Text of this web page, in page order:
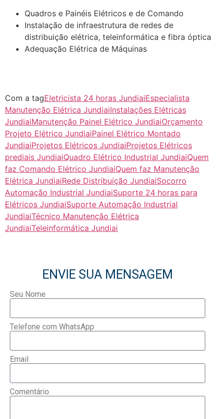
Quadros e Painéis Elétricos e de Comando
Instalação de infraestrutura de redes de
distribuição elétrica, teleinformática e fibra óptica
Adequação Elétrica de Máquinas
Com a tagEletricista 24 horas JundiaiEspecialista
Manutenção Elétrica JundiaiInstalações Elétricas
JundiaiManutenção Painel Elétrico JundiaiOrçamento
Projeto Elétrico JundiaiPainel Elétrico Montado
JundiaiProjetos Elétricos JundiaiProjetos Elétricos
prediais JundiaiQuadro Elétrico Industrial JundiaiQuem
faz Comando Elétrico JundiaiQuem faz Manutenção
Elétrica JundiaiRede Distribuição JundiaiSocorro
Automação Industrial JundiaiSuporte 24 horas para
Elétricos JundiaiSuporte Automação Industrial
JundiaiTécnico Manutenção Elétrica
JundiaiTeleinformática Jundiai
ENVIE SUA MENSAGEM
Seu Nome
Telefone com WhatsApp
Email
Comentário